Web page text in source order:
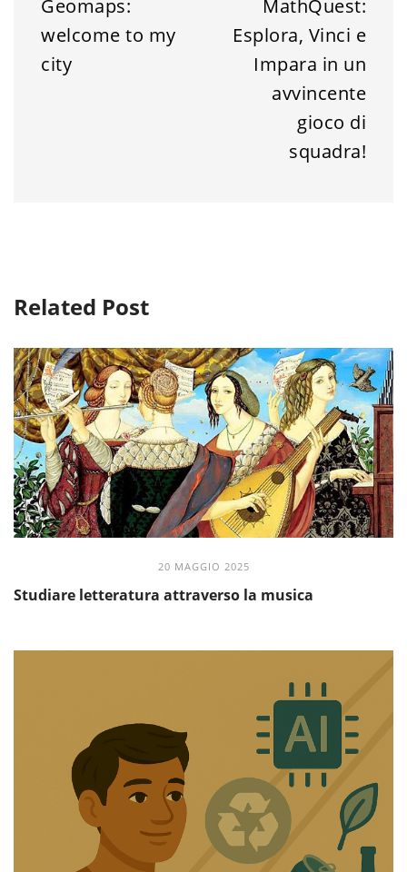
Geomaps:
welcome to my
city
MathQuest:
Esplora, Vinci e
Impara in un
avvincente
gioco di
squadra!
Related Post
20 MAGGIO 2025
Studiare letteratura attraverso la musica